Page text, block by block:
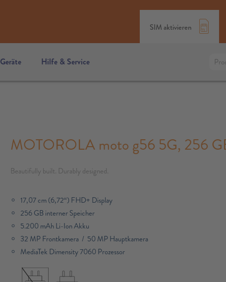
SIM aktivieren
Geräte Hilfe & Service
MOTOROLA moto g56 5G, 256
Beautifully built. Durably designed.
17,07 cm (6,72“) FHD+ Display
256 GB interner Speicher
5.200 mAh Li-Ion Akku
32 MP Frontkamera / 50 MP Hauptkamera
MediaTek Dimensity 7060 Prozessor​